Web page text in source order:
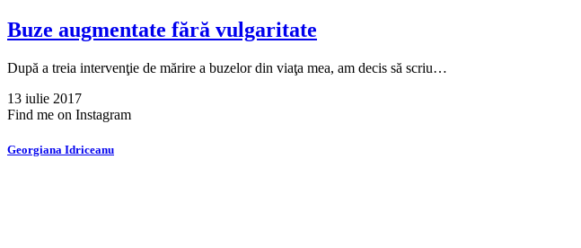
Buze augmentate fără vulgaritate
După a treia intervenţie de mărire a buzelor din viaţa mea, am decis să scriu…
13 iulie 2017
Find me on Instagram
Georgiana Idriceanu